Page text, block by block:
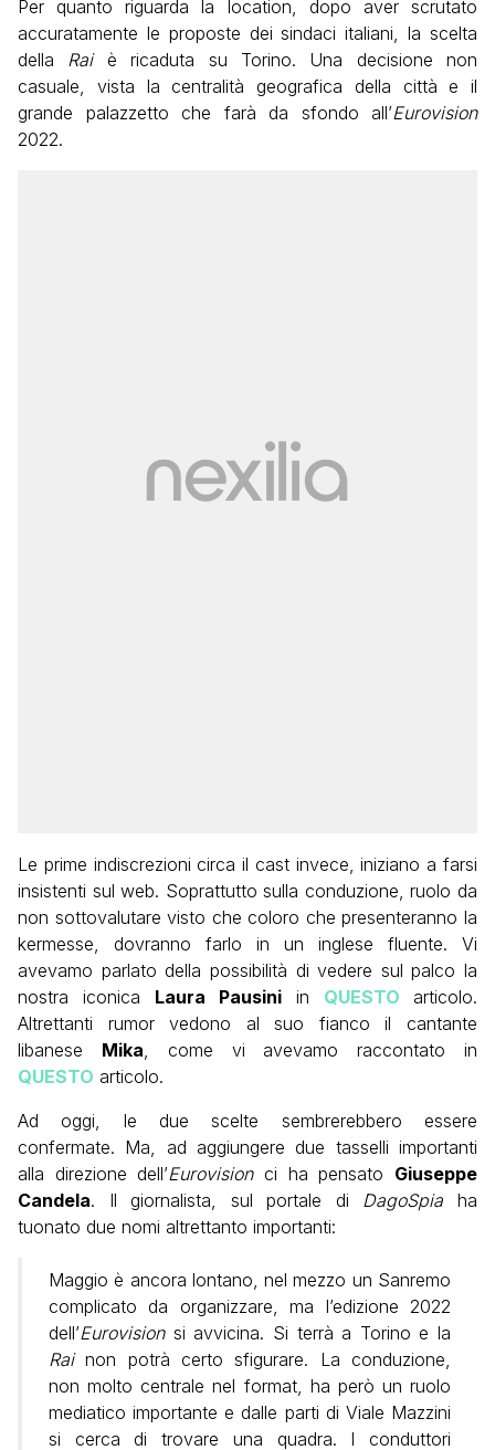
Per quanto riguarda la location, dopo aver scrutato
accuratamente le proposte dei sindaci italiani, la scelta
della Raiè ricaduta su Torino. Una decisione non
casuale, vista la centralità geografica della città e il
grande palazzetto che farà da sfondo all’Eurovision
2022.
Le prime indiscrezioni circa il cast invece, iniziano a farsi
insistenti sul web. Soprattutto sulla conduzione, ruolo da
non sottovalutare visto che coloro che presenteranno la
kermesse, dovranno farlo in un inglese fluente. Vi
avevamo parlato della possibilità di vedere sul palco la
nostra iconica Laura Pausini in QUESTO
articolo.
Altrettanti rumor vedono al suo fianco il cantante
libanese Mika, come vi avevamo raccontato in
QUESTO articolo.
Ad oggi, le due scelte sembrerebbero essere
confermate. Ma, ad aggiungere due tasselli importanti
alla direzione dell’Eurovisionci ha pensato Giuseppe
Candela. Il giornalista, sul portale di DagoSpia ha
tuonato due nomi altrettanto importanti:
Maggio è ancora lontano, nel mezzo un Sanremo
complicato da organizzare, ma l’edizione 2022
dell’Eurovisionsi avvicina. Si terrà a Torino e la
Rainon potrà certo sfigurare. La conduzione,
non molto centrale nel format, ha però un ruolo
mediatico importante e dalle parti di Viale Mazzini
si cerca di trovare una quadra. I conduttori